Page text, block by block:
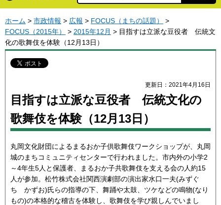
ホーム > 市政情報 > 広報 > FOCUS（まちの話題）
>
FOCUS（2015年）
> 2015年12月 > 目指すは立派な豆役者 伝統文
化の歌舞伎を体験（12月13日）
更新日：2021年4月16日
目指すは立派な豆役者 伝統文化の
歌舞伎を体験（12月13日）
丸岡文化財団によるまるおか子供歌舞伎ワークショップが、丸岡
城のまちコミュニティセンターで行われました。市内外の小学2
～4年生5人と保護者、まるおか子共歌舞伎を支える会の人約15
人が参加。松竹株式会社関西演劇部の演出家水口一夫(みずぐ
ち かずお)氏らの指導の下、舞踊や太鼓、ツケなどの鳴物(なり
もの)の本格的な稽古を体験し、歌舞伎を学び親しんでいまし